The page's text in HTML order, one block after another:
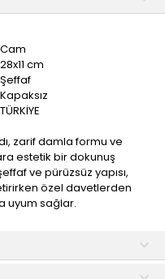
Cam
28x11 cm
Şeffaf
Kapaksız
TÜRKİYE
zarif damla formu ve
estetik bir dokunuş
ve pürüzsüz yapısı,
özel davetlerden
uyum sağlar.
yapısı sayesinde
ve sunumun görsel